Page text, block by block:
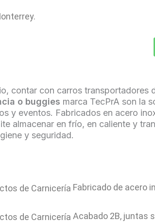
contar con carros
o buggies marca TecPrA son la
y eventos. Fabricados en acero
almacenar en frío, en caliente y
y seguridad.
Fabricado de acero
Acabado 2B, juntas